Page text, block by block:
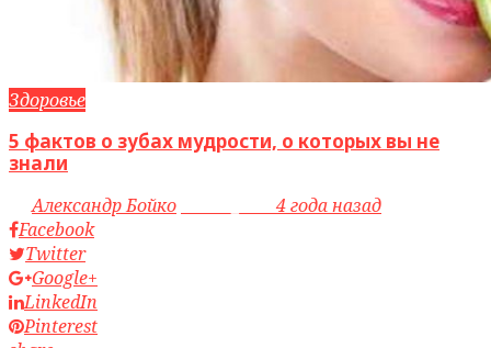
Здоровье
5 фактов о зубах мудрости, о которых вы не
знали
byАлександр Бойко
4 года назад
Facebook
Twitter
Google+
LinkedIn
Pinterest